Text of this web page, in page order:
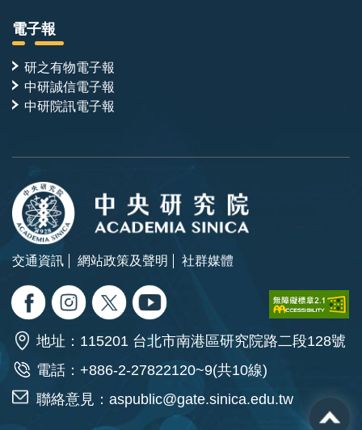
電子報
研之有物電子報
中研誠信電子報
中研院訊電子報
交通資訊 網站政策及聲明 社群媒體
地址：115201 台北市南港區研究院路二段128號
電話：+886-2-27822120~9(共10線)
聯絡意見： aspublic@gate.sinica.edu.tw